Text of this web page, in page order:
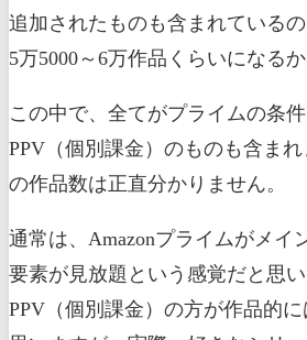
追加されたものも含まれている
5万5000～6万作品くらいになる
この中で、全てがプライムの条件
PPV（個別課金）のものも含ま
の作品数は正直分かりません。
通常は、Amazonプライムがメイ
要素が見放題という感覚だと思い
PPV（個別課金）の方が作品的